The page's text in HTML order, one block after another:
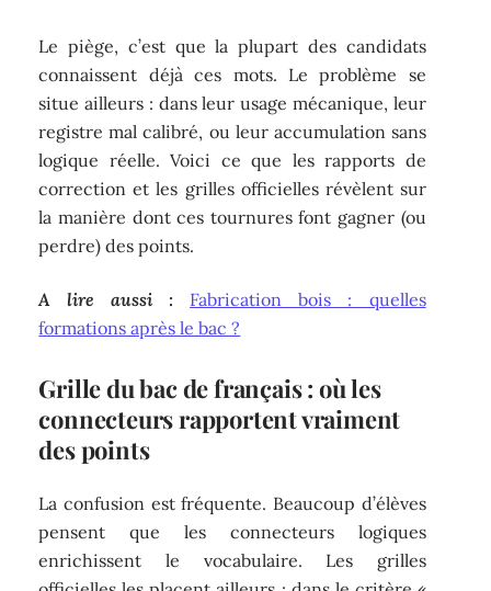
Le piège, c’est que la plupart des candidats
connaissent déjà ces mots. Le problème se
situe ailleurs : dans leur usage mécanique, leur
registre mal calibré, ou leur accumulation sans
logique réelle. Voici ce que les rapports de
correction et les grilles officielles révèlent sur
la manière dont ces tournures font gagner (ou
perdre) des points.
A lire aussi :
Fabrication bois : quelles
formations après le bac ?
Grille du bac de français : où les
connecteurs rapportent vraiment
des points
La confusion est fréquente. Beaucoup d’élèves
pensent que les connecteurs logiques
enrichissent le vocabulaire. Les grilles